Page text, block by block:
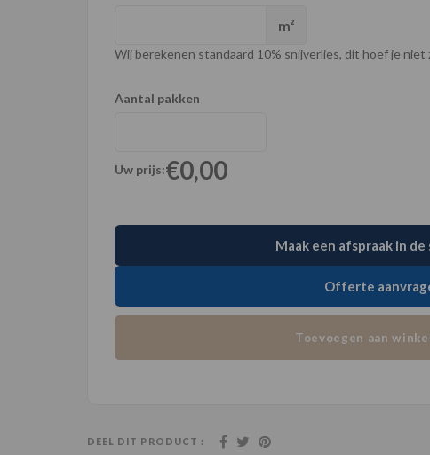
m²
Wij berekenen standaard 10% snijverlies, dit hoef je niet
Aantal pakken
Uw prijs:€0,00
Maak een afspraak in de
Offerte
Toevoegen aan
DEEL DIT PRODUCT :